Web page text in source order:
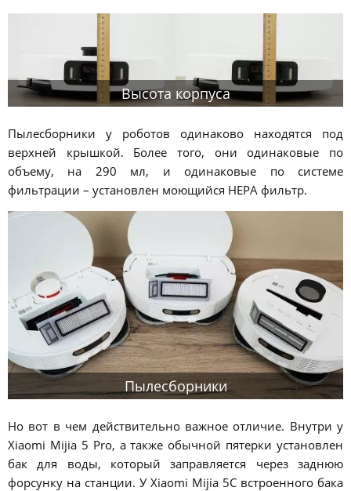
Высота корпуса
Пылесборники у роботов одинаково находятся под
верхней крышкой. Более того, они одинаковые по
объему, на 290 мл, и одинаковые по системе
фильтрации – установлен моющийся HEPA фильтр.
Пылесборники
Но вот в чем действительно важное отличие. Внутри у
Xiaomi Mijia 5 Pro, а также обычной пятерки установлен
бак для воды, который заправляется через заднюю
форсунку на станции. У Xiaomi Mijia 5C встроенного бака